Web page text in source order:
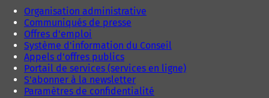
Organisation administrative
Communiqués de presse
Offres d'emploi
Système d'information du Conseil
Appels d'offres publics
Portail de services (services en ligne)
S'abonner à la newsletter
Paramètres de confidentialité